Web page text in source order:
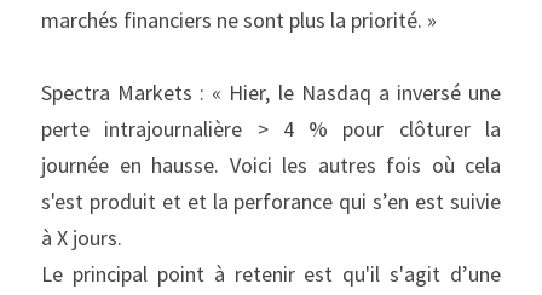
marchés financiers ne sont plus la priorité. »
Spectra Markets : « Hier, le Nasdaq a inversé une
perte intrajournalière > 4 % pour clôturer la
journée en hausse. Voici les autres fois où cela
s'est produit et et la perforance qui s’en est suivie
à X jours.
Le principal point à retenir est qu'il s'agit d’une